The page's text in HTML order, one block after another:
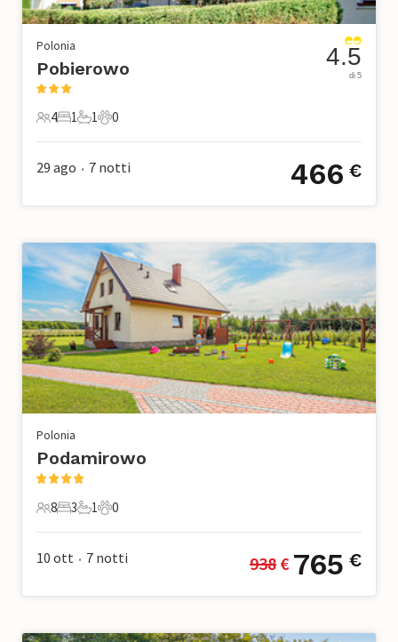
Polonia
Pobierowo
4 Ospiti
4
1 Camera da letto
1
1 Bagno
1
0 Animali domestici
0
4.5
di 5
29 ago • 7 notti 466 €
Polonia
Podamirowo
8 Ospiti
8
3 Camere da letto
3
1 Bagno
1
0 Animali domestici
0
10 ott • 7 notti 938 € 765 €